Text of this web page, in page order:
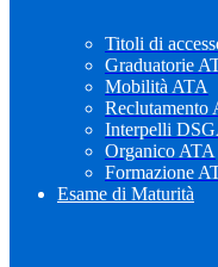
Titoli di
Graduatorie
Mobilità ATA
Reclutamento
Interpelli
Organico ATA
Formazione
Esame di Maturità